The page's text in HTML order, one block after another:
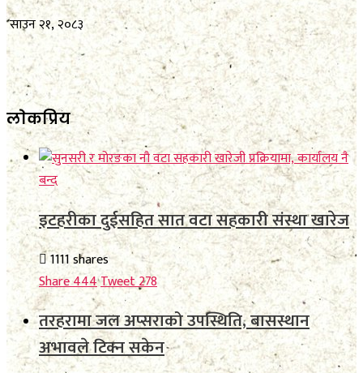
साउन २१, २०८३
लाेकप्रिय
इटहरीका दुईसहित सात वटा सहकारी संस्था खारेज
1111 shares
Share444Tweet278
तरहरामा जल अप्सराको उपस्थिति, बासस्थान
अभावले टिक्न सकेन